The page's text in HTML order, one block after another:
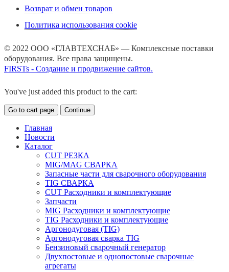
Возврат и обмен товаров
Политика использования cookie
© 2022 ООО «ГЛАВТЕХСНАБ» — Комплексные поставки
оборудования. Все права защищены.
FIRSTs - Создание и продвижение сайтов.
You've just added this product to the cart:
Go to cart page Continue
Главная
Новости
Каталог
CUT РЕЗКА
MIG/MAG СВАРКА
Запасные части для сварочного оборудования
TIG СВАРКА
CUT Расходники и комплектующие
Запчасти
MIG Расходники и комплектующие
TIG Расходники и комплектующие
Аргонодуговая (TIG)
Аргонодуговая сварка TIG
Бензиновый сварочный генератор
Двухпостовые и однопостовые сварочные
агрегаты